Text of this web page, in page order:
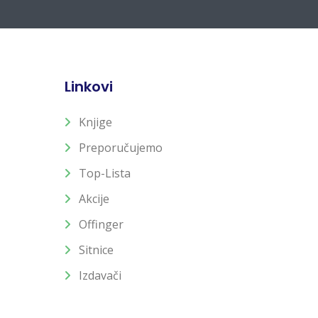
Linkovi
Knjige
Preporučujemo
Top-Lista
Akcije
Offinger
Sitnice
Izdavači